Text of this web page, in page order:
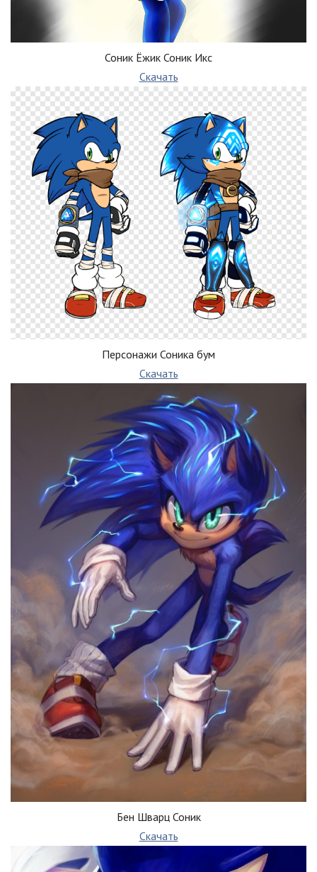
Соник Ёжик Соник Икс
Скачать
Персонажи Соника бум
Скачать
Бен Шварц Соник
Скачать